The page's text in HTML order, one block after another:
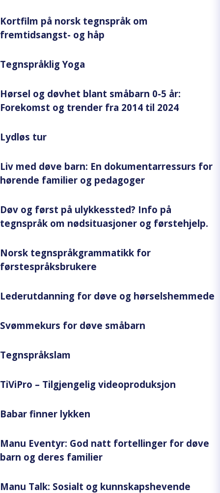
Kortfilm på norsk tegnspråk om
fremtidsangst- og håp
Tegnspråklig Yoga
Hørsel og døvhet blant småbarn 0-5 år:
Forekomst og trender fra 2014 til 2024
Lydløs tur
Liv med døve barn: En dokumentarressurs for
hørende familier og pedagoger
Døv og først på ulykkessted? Info på
tegnspråk om nødsituasjoner og førstehjelp.
Norsk tegnspråkgrammatikk for
førstespråksbrukere
Lederutdanning for døve og hørselshemmede
Svømmekurs for døve småbarn
Tegnspråkslam
TiViPro – Tilgjengelig videoproduksjon
Babar finner lykken
Manu Eventyr: God natt fortellinger for døve
barn og deres familier
Manu Talk: Sosialt og kunnskapshevende